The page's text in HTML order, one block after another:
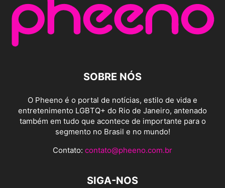
SOBRE NÓS
O Pheeno é o portal de notícias, estilo de vida e
entretenimento LGBTQ+ do Rio de Janeiro, antenado
também em tudo que acontece de importante para o
segmento no Brasil e no mundo!
Contato: contato@pheeno.com.br
SIGA-NOS